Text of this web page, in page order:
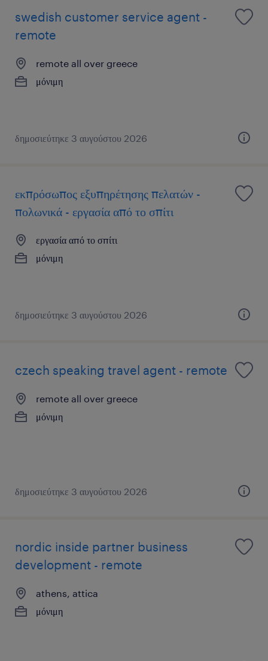
swedish customer service agent -
remote
remote all over greece
μόνιμη
δημοσιεύτηκε 3 αυγούστου 2026
εκπρόσωπος εξυπηρέτησης πελατών -
πολωνικά - εργασία από το σπίτι
εργασία από το σπίτι
μόνιμη
δημοσιεύτηκε 3 αυγούστου 2026
czech speaking travel agent - remote
remote all over greece
μόνιμη
δημοσιεύτηκε 3 αυγούστου 2026
nordic inside partner business
development - remote
athens, attica
μόνιμη